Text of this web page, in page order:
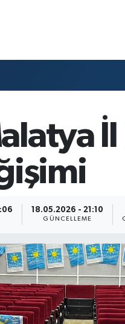
18.05.2026 - 21:10
GÜNCELLEME